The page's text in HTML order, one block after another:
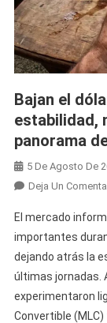
Bajan el
estabilidad,
panorama
5 De Agosto De
Deja Un
El mercado
importantes
dejando atrás la
últimas jornadas.
experimentaron
Convertible